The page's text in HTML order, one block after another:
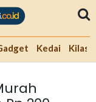
Kedai Kilas